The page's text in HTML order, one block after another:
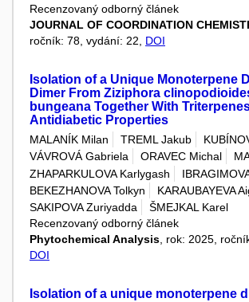
Recenzovaný odborný článek
JOURNAL OF COORDINATION
ročník: 78, vydání: 22, DOI
Isolation of a Unique Monoterpene
Dimer From Ziziphora
bungeana Together With
Antidiabetic Properties
MALANÍK Milan TREML Jakub
VÁVROVÁ Gabriela
ORAVEC Michal
ZHAPARKULOVA Karlygash
BEKEZHANOVA Tolkyn
KARAUBAYEVA
SAKIPOVA Zuriyadda
ŠMEJKAL Karel
Recenzovaný odborný článek
Phytochemical Analysis, rok: 2025,
DOI
Isolation of a unique monoterpene